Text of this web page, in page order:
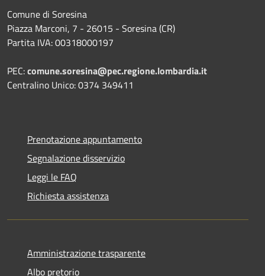
Comune di Soresina
Piazza Marconi, 7 - 26015 - Soresina (CR)
Partita IVA: 00318000197
PEC:comune.soresina@pec.regione.lombardia.it
Centralino Unico: 0374 349411
Prenotazione appuntamento
Segnalazione disservizio
Leggi le FAQ
Richiesta assistenza
Amministrazione trasparente
Albo pretorio